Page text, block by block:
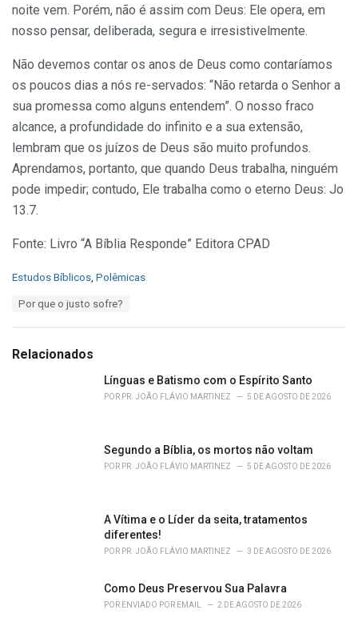
noite vem. Porém, não é assim com Deus: Ele opera, em
nosso pensar, deliberada, segura e irresistivelmente.
Não devemos contar os anos de Deus como contaríamos
os poucos dias a nós re-servados: “Não retarda o Senhor a
sua promessa como alguns entendem”. O nosso fraco
alcance, a profundidade do infinito e a sua extensão,
lembram que os juízos de Deus são muito profundos.
Aprendamos, portanto, que quando Deus trabalha, ninguém
pode impedir; contudo, Ele trabalha como o eterno Deus: Jo
13.7.
Fonte: Livro “A Bíblia Responde” Editora CPAD
C
o
r
Estudos Bíblicos Polêmicas
:
Por que o justo sofre?
Relacionados
Línguas e Batismo com o Espírito Santo
POR PR. JOÃO FLÁVIO MARTINEZ 5 DE AGOSTO DE 2026
Segundo a Bíblia, os mortos não voltam
POR PR. JOÃO FLÁVIO MARTINEZ 5 DE AGOSTO DE 2026
A Vítima e o Líder da seita, tratamentos
diferentes!
POR PR. JOÃO FLÁVIO MARTINEZ 3 DE AGOSTO DE 2026
Como Deus Preservou Sua Palavra
POR ENVIADO POR EMAIL 2 DE AGOSTO DE 2026